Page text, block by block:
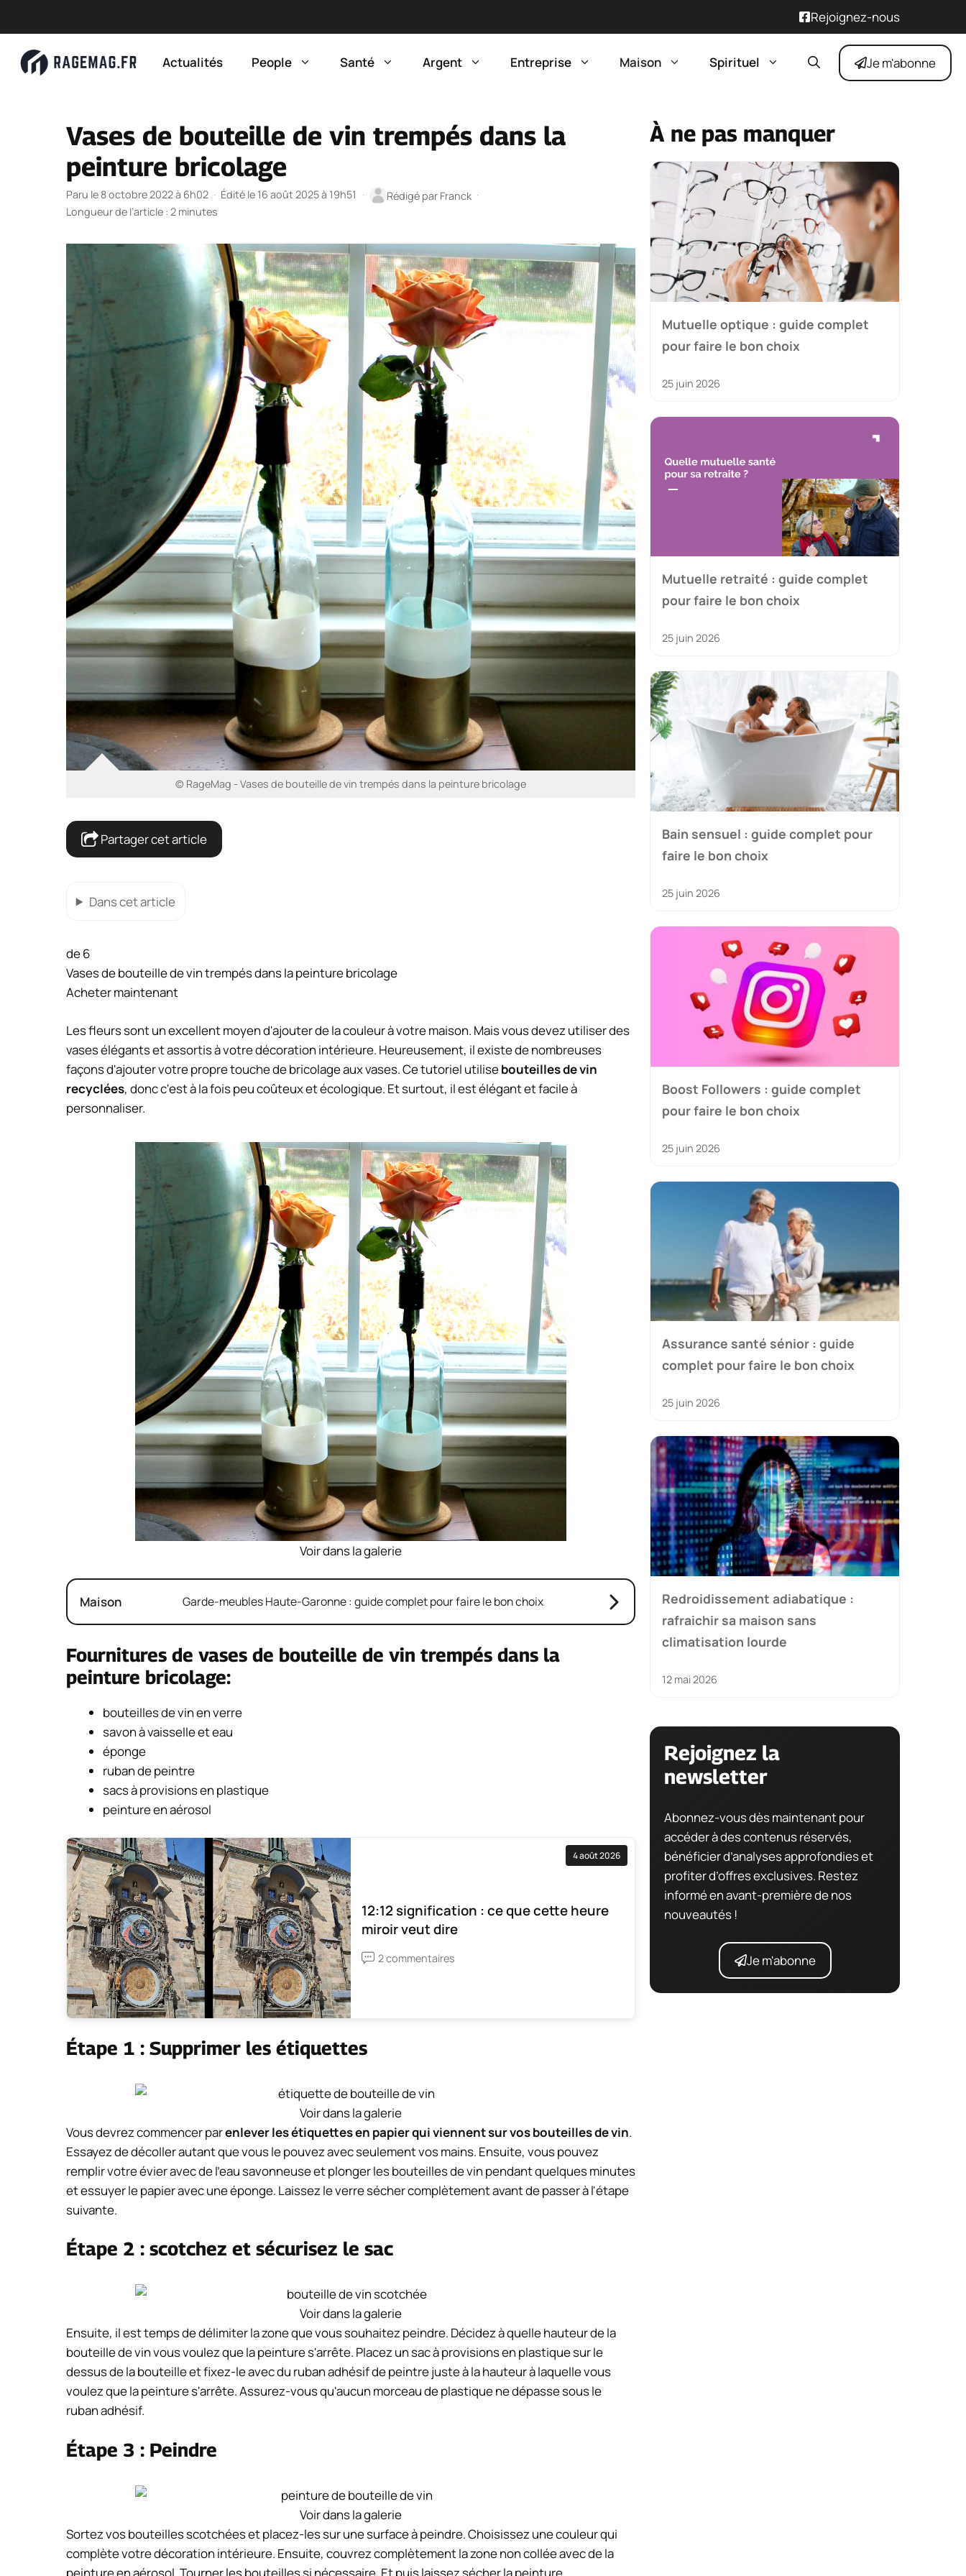
Rejoignez-nous
Actualités People Santé Argent Entreprise Maison Spirituel Je m'abonne
Vases de bouteille de vin trempés dans la
peinture bricolage
Paru le 8 octobre 2022 à 6h02 · Édité le 16 août 2025 à 19h51 · Rédigé par Franck ·
Longueur de l’article : 2 minutes
© RageMag - Vases de bouteille de vin trempés dans la peinture bricolage
Partager cet article
Dans cet article
de 6
Vases de bouteille de vin trempés dans la peinture bricolage
Acheter maintenant
Les fleurs sont un excellent moyen d'ajouter de la couleur à votre maison. Mais vous devez utiliser des
vases élégants et assortis à votre décoration intérieure. Heureusement, il existe de nombreuses
façons d'ajouter votre propre touche de bricolage aux vases. Ce tutoriel utilisebouteilles de vin
recyclées, donc c'est à la fois peu coûteux et écologique. Et surtout, il est élégant et facile à
personnaliser.
Voir dans la galerie
Maison Garde-meubles Haute-Garonne : guide complet pour faire le bon choix
Fournitures de vases de bouteille de vin trempés dans la
peinture bricolage:
bouteilles de vin en verre
savon à vaisselle et eau
éponge
ruban de peintre
sacs à provisions en plastique
peinture en aérosol
4 août 2026
12:12 signification : ce que cette heure
miroir veut dire
2 commentaires
Étape 1 : Supprimer les étiquettes
Voir dans la galerie
Vous devrez commencer parenlever les étiquettes en papier qui viennent sur vos bouteilles de vin.
Essayez de décoller autant que vous le pouvez avec seulement vos mains. Ensuite, vous pouvez
remplir votre évier avec de l'eau savonneuse et plonger les bouteilles de vin pendant quelques minutes
et essuyer le papier avec une éponge. Laissez le verre sécher complètement avant de passer à l'étape
suivante.
Étape 2 : scotchez et sécurisez le sac
Voir dans la galerie
Ensuite, il est temps de délimiter la zone que vous souhaitez peindre. Décidez à quelle hauteur de la
bouteille de vin vous voulez que la peinture s'arrête. Placez un sac à provisions en plastique sur le
dessus de la bouteille et fixez-le avec du ruban adhésif de peintre juste à la hauteur à laquelle vous
voulez que la peinture s'arrête. Assurez-vous qu'aucun morceau de plastique ne dépasse sous le
ruban adhésif.
Étape 3 : Peindre
Voir dans la galerie
Sortez vos bouteilles scotchées et placez-les sur une surface à peindre. Choisissez une couleur qui
complète votre décoration intérieure. Ensuite, couvrez complètement la zone non collée avec de la
peinture en aérosol. Tourner les bouteilles si nécessaire. Et puis laissez sécher la peinture.
À ne pas manquer
Mutuelle optique : guide complet
pour faire le bon choix
25 juin 2026
Mutuelle retraité : guide complet
pour faire le bon choix
25 juin 2026
Bain sensuel : guide complet pour
faire le bon choix
25 juin 2026
Boost Followers : guide complet
pour faire le bon choix
25 juin 2026
Assurance santé sénior : guide
complet pour faire le bon choix
25 juin 2026
Redroidissement adiabatique :
rafraichir sa maison sans
climatisation lourde
12 mai 2026
Rejoignez la
newsletter
Abonnez-vous dès maintenant pour
accéder à des contenus réservés,
bénéficier d’analyses approfondies et
profiter d’offres exclusives. Restez
informé en avant-première de nos
nouveautés !
Je m'abonne